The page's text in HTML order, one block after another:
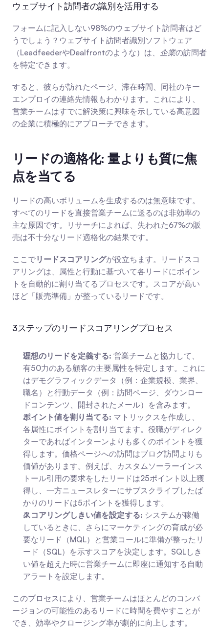
ウェブサイト訪問者の識別を活用する
フォームに記入しない98%のウェブサイト訪問者はど
うでしょう？ウェブサイト訪問者識別ソフトウェア
（LeadfeederやDealfrontのような）は、 企業の訪問者
を特定できます。
すると、彼らが訪れたページ、滞在時間、同社のキー
エンプロイの連絡先情報もわかります。これにより、
営業チームはすでに解決策に興味を示している高意図
の企業に積極的にアプローチできます。
リードの適格化: 量よりも質に焦
点を当てる
リードの高いボリュームを生成するのは無意味です。
すべてのリードを直接営業チームに送るのは非効率の
主な原因です。リサーチによれば、失われた67%の販
売は不十分なリード適格化の結果です。
ここでリードスコアリングが役立ちます。リードスコ
アリングは、属性と行動に基づいて各リードにポイン
トを自動的に割り当てるプロセスです。スコアが高い
ほど「販売準備」が整っているリードです。
3ステップのリードスコアリングプロセス
理想のリードを定義する: 営業チームと協力して、
有50力のある顧客の主要属性を特定します。これに
はデモグラフィックデータ（例：企業規模、業界、
職名）と行動データ（例：訪問ページ、ダウンロー
ドコンテンツ、開封されたメール）を含みます。
ポイント値を割り当てる: マトリックスを作成し、
各属性にポイントを割り当てます。役職がディレク
ターであればインターンよりも多くのポイントを獲
得します。価格ページへの訪問はブログ訪問よりも
価値があります。例えば、カスタムソーラーインス
トール引用の要求をしたリードは25ポイント以上獲
得し、一方ニュースレターにサブスクライブしたば
かりのリードは5ポイントを獲得します。
スコアリングしきい値を設定する: システムが稼働
しているときに、さらにマーケティングの育成が必
要なリード（MQL）と営業コールに準備が整ったリ
ード（SQL）を示すスコアを決定します。SQLしき
い値を超えた時に営業チームに即座に通知する自動
アラートを設定します。
このプロセスにより、営業チームはほとんどのコンバ
ージョンの可能性のあるリードに時間を費やすことが
でき、効率やクロージング率が劇的に向上します。